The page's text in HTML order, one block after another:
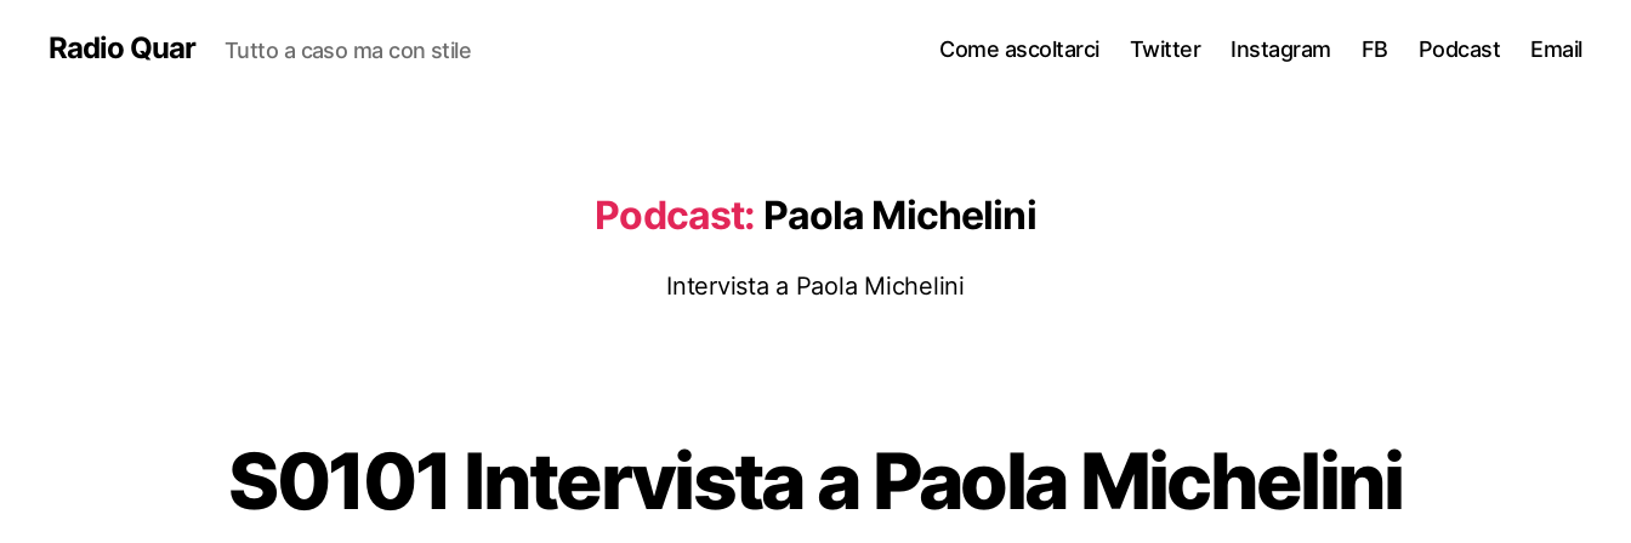
Radio Quar Tutto a caso ma con stile Come ascoltarci Twitter Instagram FB Podcast Email
Podcast: Paola Michelini
Intervista a Paola Michelini
S0101 Intervista a Paola Michelini